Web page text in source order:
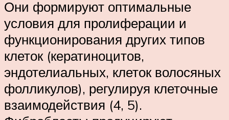
Они формируют оптимальные
условия для пролиферации и
функционирования других типов
клеток (кератиноцитов,
эндотелиальных, клеток волосяных
фолликулов), регулируя клеточные
взаимодействия (4, 5).